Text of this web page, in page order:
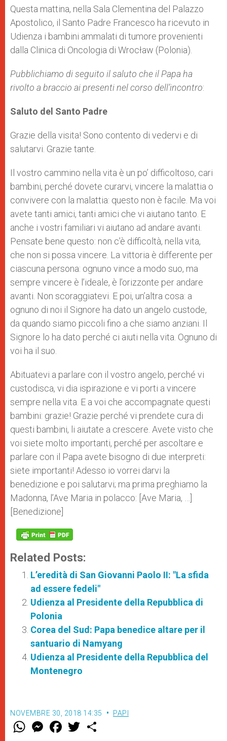
p
p
g
e
r
o
k
r
Questa mattina, nella Sala Clementina del Palazzo
Apostolico, il Santo Padre Francesco ha ricevuto in
Udienza i bambini ammalati di tumore provenienti
dalla Clinica di Oncologia di Wrocław (Polonia).
Pubblichiamo di seguito il saluto che il Papa ha
rivolto a braccio ai presenti nel corso dell’incontro:
Saluto del Santo Padre
Grazie della visita! Sono contento di vedervi e di
salutarvi. Grazie tante.
Il vostro cammino nella vita è un po’ difficoltoso, cari
bambini, perché dovete curarvi, vincere la malattia o
convivere con la malattia: questo non è facile. Ma voi
avete tanti amici, tanti amici che vi aiutano tanto. E
anche i vostri familiari vi aiutano ad andare avanti.
Pensate bene questo: non c’è difficoltà, nella vita,
che non si possa vincere. La vittoria è differente per
ciascuna persona: ognuno vince a modo suo, ma
sempre vincere è l’ideale, è l’orizzonte per andare
avanti. Non scoraggiatevi. E poi, un’altra cosa: a
ognuno di noi il Signore ha dato un angelo custode,
da quando siamo piccoli fino a che siamo anziani. Il
Signore lo ha dato perché ci aiuti nella vita. Ognuno di
voi ha il suo.
Abituatevi a parlare con il vostro angelo, perché vi
custodisca, vi dia ispirazione e vi porti a vincere
sempre nella vita. E a voi che accompagnate questi
bambini: grazie! Grazie perché vi prendete cura di
questi bambini, li aiutate a crescere. Avete visto che
voi siete molto importanti, perché per ascoltare e
parlare con il Papa avete bisogno di due interpreti:
siete importanti! Adesso io vorrei darvi la
benedizione e poi salutarvi; ma prima preghiamo la
Madonna, l’Ave Maria in polacco: [Ave Maria, …]
[Benedizione]
Related Posts:
L’eredità di San Giovanni Paolo II: "La sfida
ad essere fedeli"
Udienza al Presidente della Repubblica di
Polonia
Corea del Sud: Papa benedice altare per il
santuario di Namyang
Udienza al Presidente della Repubblica del
Montenegro
NOVEMBRE 30, 2018 14:35 PAPI
W M
e
F
a w